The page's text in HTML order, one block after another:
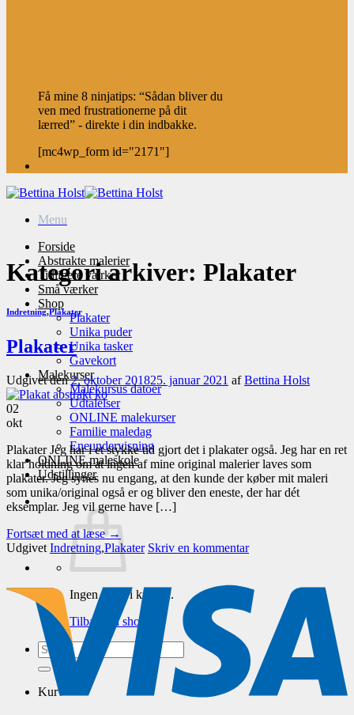
Få mine 8 ninjatips: “Sådan bliver du
ven med frustrationerne på dit
lærred” - direkte i din indbakke.
[mc4wp_form id="2171"]
Menu
Forside
Abstrakte malerier
Tidligere værker
Små værker
Shop
Plakater
Unika puder
Unika tasker
Gavekort
Malekurser
Malekursus datoer
Udtalelser
ONLINE malekurser
Familie maledag
Eneundervisning
ONLINE maleskole
Udstillinger
Ingen varer i kurven.
Tilbage til shoppen
Søg
efter:
Kurv
Kategori arkiver: Plakater
Indretning,Plakater
Plakater
Udgivet den2. oktober 201825. januar 2021 afBettina Holst
02
okt
Plakater Jeg har i et stykke tid gjort det i plakater også. Jeg har en ret
klar holdning om at ingen af mine original malerier laves som
plakater. Jeg synes nu engang, at den kunde der køber mit maleri
som unika/original også er og bliver den eneste, der har dét
eksemplar. Jeg vil gerne have […]
Fortsæt med at læse→
Udgivet Indretning,Plakater Skriv en kommentar